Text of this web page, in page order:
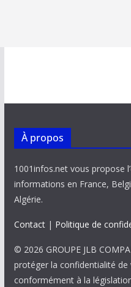
À propos
1001infos.net vous propose
informations en France,
Algérie.
Contact| Politique de
© 2026 GROUPE JLB
protéger la confidentialité
conformément à la